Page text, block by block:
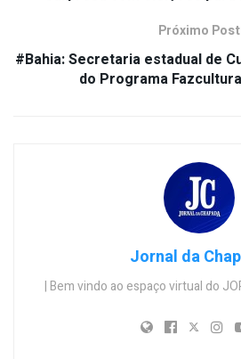
Próximo Post
#Bahia: Secretaria estadual de
do Programa
Jornal da
| Bem vindo ao espaço virtual do